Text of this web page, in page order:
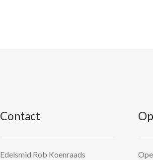
Contact
Edelsmid Rob Koenraads